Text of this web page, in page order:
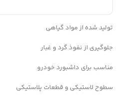
تولید شده از مواد گیاهی
جلوگیری از نفوذ گرد و غبار
مناسب برای داشبورد خودرو
سطوح لاستیکی و قطعات پلاستیکی